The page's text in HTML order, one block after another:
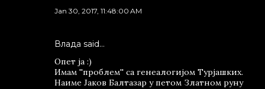
Jan 30, 2017, 11:48:00 AM
Влада said…
Опет ја :)
Имам ''проблем'' са генеалогијом Турјашких.
Наиме Јаков Балтазар у петом Златном руну